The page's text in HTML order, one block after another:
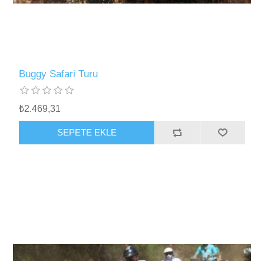
Buggy Safari Turu
₺2.469,31
SEPETE EKLE